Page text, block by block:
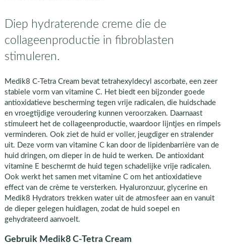
Diep hydraterende creme die de
collageenproductie in fibroblasten
stimuleren.
Medik8 C-Tetra Cream bevat tetrahexyldecyl ascorbate, een zeer
stabiele vorm van vitamine C. Het biedt een bijzonder goede
antioxidatieve bescherming tegen vrije radicalen, die huidschade
en vroegtijdige veroudering kunnen veroorzaken. Daarnaast
stimuleert het de collageenproductie, waardoor lijntjes en rimpels
verminderen. Ook ziet de huid er voller, jeugdiger en stralender
uit. Deze vorm van vitamine C kan door de lipidenbarrière van de
huid dringen, om dieper in de huid te werken. De antioxidant
vitamine E beschermt de huid tegen schadelijke vrije radicalen.
Ook werkt het samen met vitamine C om het antioxidatieve
effect van de crème te versterken. Hyaluronzuur, glycerine en
Medik8 Hydrators trekken water uit de atmosfeer aan en vanuit
de dieper gelegen huidlagen, zodat de huid soepel en
gehydrateerd aanvoelt.
Gebruik Medik8 C-Tetra Cream